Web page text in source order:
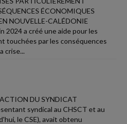
ÉCONOMIQUES
NOUVELLE-CALÉDONIE
2024 a créé une aide pour les
touchées par les conséquences
crise...
DU SYNDICAT
syndical au CHSCT et au
le CSE), avait obtenu